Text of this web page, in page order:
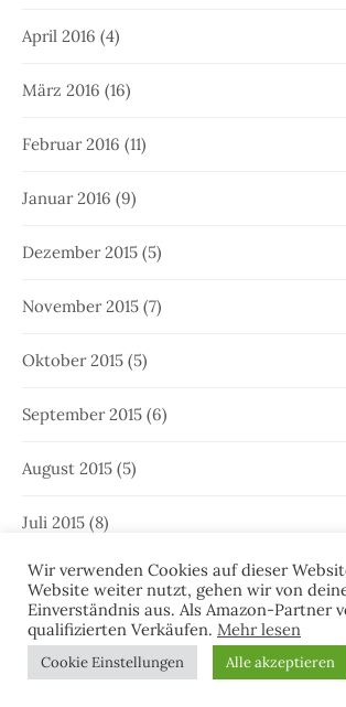
April 2016 (4)
März 2016 (16)
Februar 2016 (11)
Januar 2016 (9)
Dezember 2015 (5)
November 2015 (7)
Oktober 2015 (5)
September 2015 (6)
August 2015 (5)
Juli 2015 (8)
Juni 2015(7)
JUISTER MALER –
Wir verwenden Cookies auf dieser
Website weiter nutzt, gehen wir von
Einverständnis aus. Als Amazon-Partner
qualifizierten Verkäufen. Mehr lesen
Cookie Einstellungen Alle akzeptieren